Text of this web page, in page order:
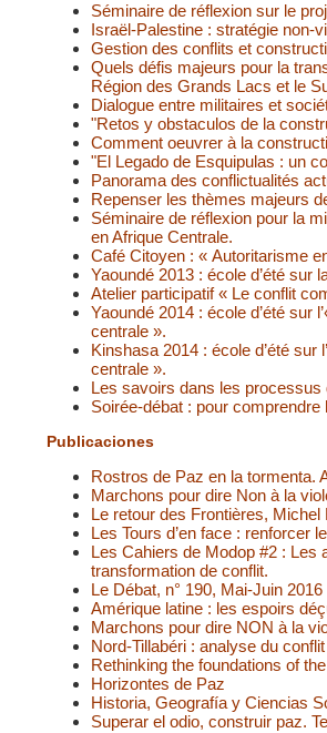
Séminaire de réflexion sur le
Israël-Palestine : stratégie non-
Gestion des conflits et
Quels défis majeurs pour la
Région des Grands Lacs et le
Dialogue entre militaires et
"Retos y obstaculos de la
Comment oeuvrer à la
"El Legado de Esquipulas : un
Panorama des conflictualités
Repenser les thèmes majeurs
Séminaire de réflexion pour la
en Afrique Centrale.
Café Citoyen : « Autoritarisme
Yaoundé 2013 : école d’été sur
Atelier participatif « Le conflit
Yaoundé 2014 : école d’été sur
centrale ».
Kinshasa 2014 : école d’été
centrale ».
Les savoirs dans les
Soirée-débat : pour comprendre
Publicaciones
Rostros de Paz en la tormenta.
Marchons pour dire Non à la
Le retour des Frontières, Michel
Les Tours d’en face : renforcer
Les Cahiers de Modop #2 : Les
transformation de conflit.
Le Débat, n° 190, Mai-Juin 2016
Amérique latine : les espoirs
Marchons pour dire NON à la
Nord-Tillabéri : analyse du
Rethinking the foundations of
Horizontes de Paz
Historia, Geografía y Ciencias
Superar el odio, construir paz.